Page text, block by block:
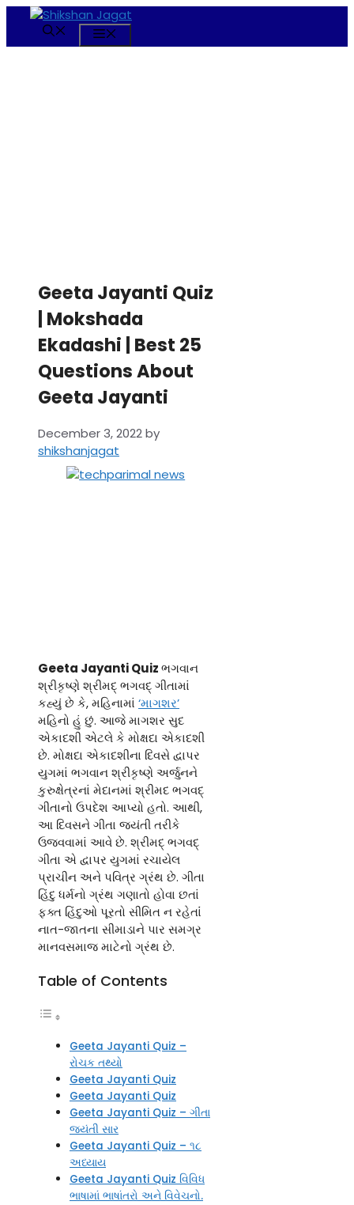
content
Geeta Jayanti Quiz
| Mokshada
Ekadashi | Best 25
Questions About
Geeta Jayanti
December 3, 2022by
shikshanjagat
Geeta Jayanti Quizભગવાન
શ્રીકૃષ્ણે શ્રીમદ્ ભગવદ્ ગીતામાં
કહ્યું છે કે, મહિનામાં ‘માગશર’
મહિનો હું છું. આજે માગશર સુદ
એકાદશી એટલે કે મોક્ષદા એકાદશી
છે. મોક્ષદા એકાદશીના દિવસે દ્વાપર
યુગમાં ભગવાન શ્રીકૃષ્ણે અર્જુનને
કુરુક્ષેત્રનાં મેદાનમાં શ્રીમદ ભગવદ્
ગીતાનો ઉપદેશ આપ્યો હતો. આથી,
આ દિવસને ગીતા જયંતી તરીકે
ઉજવવામાં આવે છે. શ્રીમદ્ ભગવદ્
ગીતા એ દ્વાપર યુગમાં રચાયેલ
પ્રાચીન અને પવિત્ર ગ્રંથ છે. ગીતા
હિંદુ ધર્મનો ગ્રંથ ગણાતો હોવા છતાં
ફક્ત હિંદુઓ પૂરતો સીમિત ન રહેતાંં
નાત-જાતના સીમાડાને પાર સમગ્ર
માનવસમાજ માટેનો ગ્રંથ છે.
Table of Contents
Geeta Jayanti Quiz –
રોચક તથ્યો
Geeta Jayanti Quiz
Geeta Jayanti Quiz
Geeta Jayanti Quiz – ગીતા
જયંતી સાર
Geeta Jayanti Quiz – ૧૮
અધ્યાય
Geeta Jayanti Quiz વિવિધ
ભાષામાં ભાષાંતરો અને વિવેચનો.